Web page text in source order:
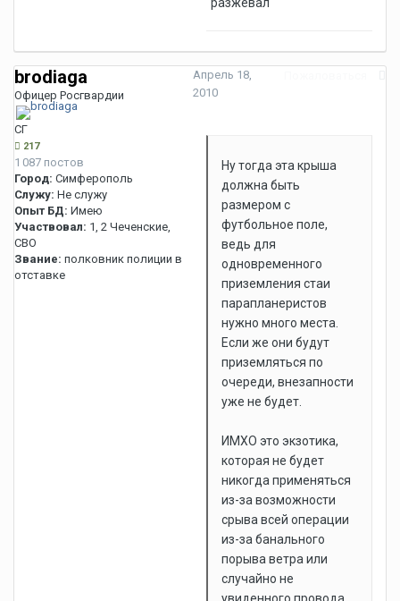
brodiaga
Офицер Росгвардии
СГ
217
1 087 постов
Город: Симферополь
Служу: Не служу
Опыт БД: Имею
Участвовал: 1, 2 Чеченские,
СВО
Звание: полковник полиции в
отставке
Апрель 18,
2010
Ну тогда эта крыша
должна быть
размером с
футбольное поле,
ведь для
одновременного
приземления стаи
парапланеристов
нужно много места.
Если же они будут
приземляться по
очереди, внезапности
уже не будет.
ИМХО это экзотика,
которая не будет
никогда применяться
из-за возможности
срыва всей операции
из-за банального
порыва ветра или
случайно не